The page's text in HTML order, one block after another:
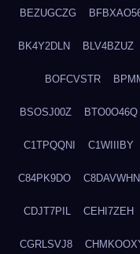
BEZUGCZG
BK4Y2DLN BLV4BZUZ
BOFCVSTR
BSOSJ00Z BTO0O46Q
C1TPQQNI C1WIIIBY
C84PK9DO C8DAVWHN
CDJT7PIL CEHI7ZEH
CGRLSVJ8